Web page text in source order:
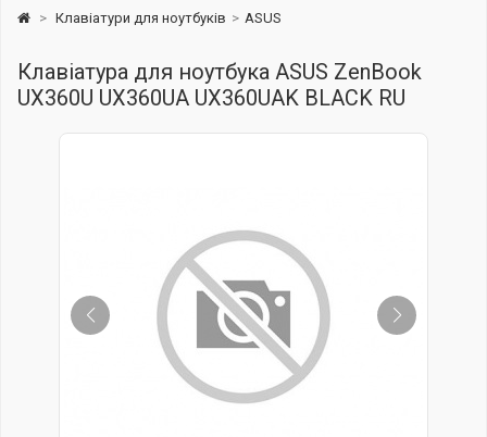
> Клавіатури для ноутбуків > ASUS
Клавіатура для ноутбука ASUS ZenBook
UX360U UX360UA UX360UAK BLACK RU